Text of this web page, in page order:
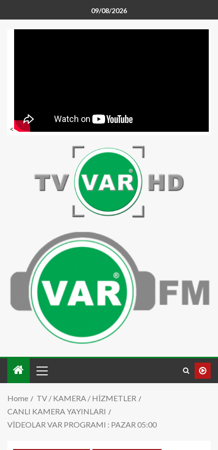
09/08/2026
<
Home
TV / KAMERA / HİZMETLER
CANLI KAMERA YAYINLARI
VİDEOLAR VAR PROGRAMI : PAZAR 05:00